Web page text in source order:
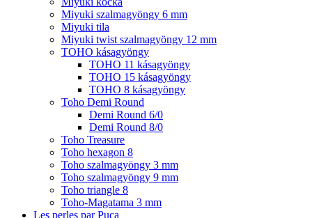
Miyuki szalmagyöngy 6 mm
Miyuki tila
Miyuki twist szalmagyöngy 12 mm
TOHO kásagyöngy
TOHO 11 kásagyöngy
TOHO 15 kásagyöngy
TOHO 8 kásagyöngy
Toho Demi Round
Demi Round 6/0
Demi Round 8/0
Toho Treasure
Toho hexagon 8
Toho szalmagyöngy 3 mm
Toho szalmagyöngy 9 mm
Toho triangle 8
Toho-Magatama 3 mm
Les perles par Puca